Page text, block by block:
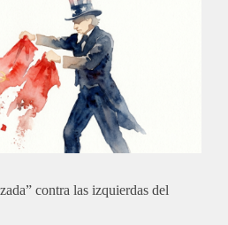
contra las izquierdas del